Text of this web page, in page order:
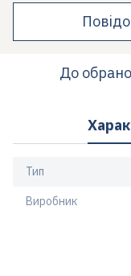
До
Тип
Виробник